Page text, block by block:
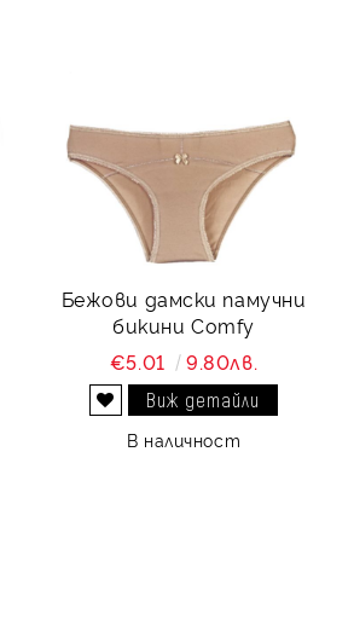
Бежови дамски памучни
бикини Comfy
€5.01
9.80лв.
Виж детайли
В наличност